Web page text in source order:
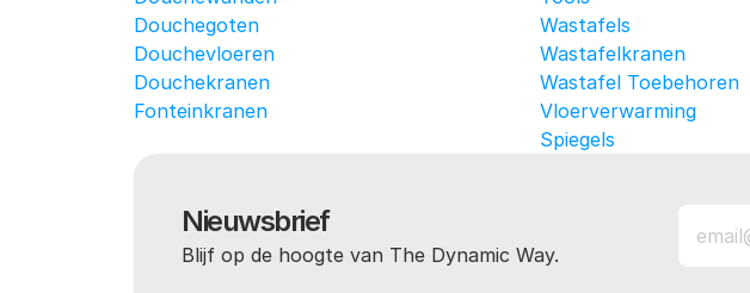
Douchegoten
Douchevloeren
Douchekranen
Fonteinkranen
Wastafels
Wastafelkranen
Wastafel Toebehoren
Vloerverwarming
Spiegels
Nieuwsbrief
Blijf op de hoogte van The Dynamic Way.